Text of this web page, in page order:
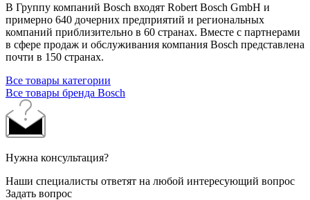
В Группу компаний Bosch входят Robert Bosch GmbH и
примерно 640 дочерних предприятий и региональных
компаний приблизительно в 60 странах. Вместе с партнерами
в сфере продаж и обслуживания компания Bosch представлена
почти в 150 странах.
Все товары категории
Все товары бренда Bosch
Нужна консультация?
Наши специалисты ответят на любой интересующий вопрос
Задать вопрос